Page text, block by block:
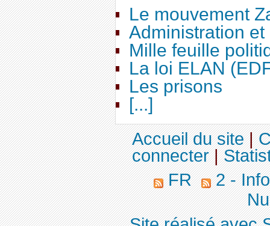
Le mouvement
Administration
Mille feuille
La loi ELAN
Les prisons
[...]
Accueil du site|
connecter|
FR
2 -